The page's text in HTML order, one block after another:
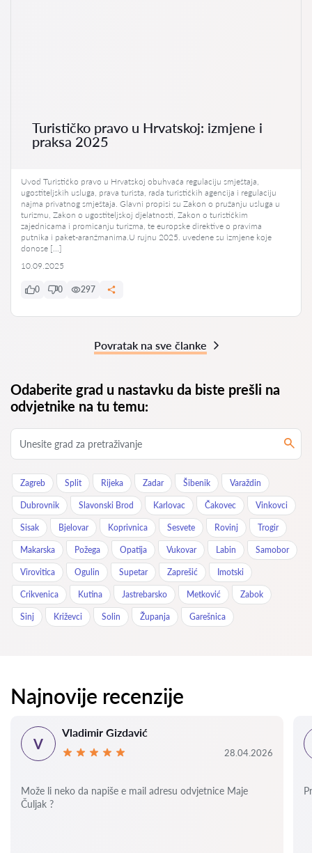
Turističko pravo u Hrvatskoj: izmjene i
praksa 2025
Uvod Turističko pravo u Hrvatskoj obuhvaća regulaciju smještaja,
ugostiteljskih usluga, prava turista, rada turističkih agencija i regulaciju
najma privatnog smještaja. Glavni propisi su Zakon o pružanju usluga u
turizmu, Zakon o ugostiteljskoj djelatnosti, Zakon o turističkim
zajednicama i promicanju turizma, te europske direktive o pravima
putnika i paket-aranžmanima.U rujnu 2025. uvedene su izmjene koje
donose […]
10.09.2025
0 0 297
Povratak na sve članke
Odaberite grad u nastavku da biste prešli na
odvjetnike na tu temu:
Zagreb Split Rijeka Zadar Šibenik Varaždin
Dubrovnik Slavonski Brod Karlovac Čakovec Vinkovci
Sisak Bjelovar Koprivnica Sesvete Rovinj Trogir
Makarska Požega Opatija Vukovar Labin Samobor
Virovitica Ogulin Supetar Zaprešić Imotski
Crikvenica Kutina Jastrebarsko Metković Zabok
Sinj Križevci Solin Županja Garešnica
Najnovije recenzije
V
Vladimir Gizdavić
28.04.2026
Može li neko da napiše e mail adresu odvjetnice Maje
Čuljak ?